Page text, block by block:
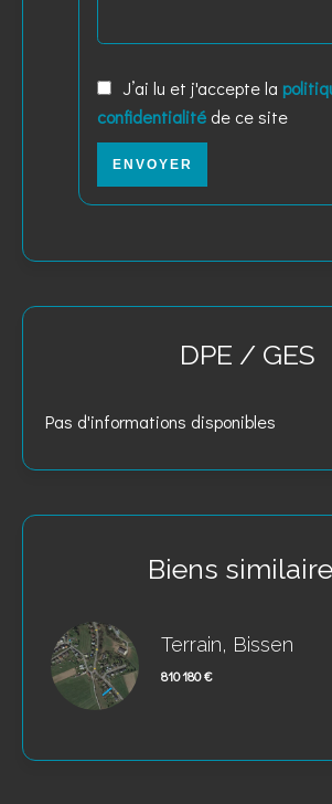
J’ai lu et j'accepte la
confidentialité de ce site
ENVOYER
DPE / GES
Pas d'informations disponibles
Biens
Terrain, Bissen
810 180 €